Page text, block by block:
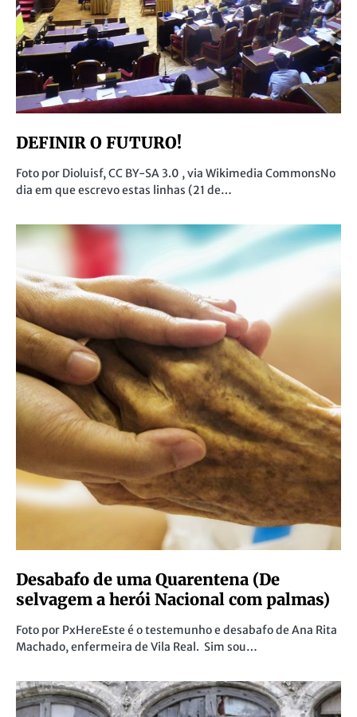
DEFINIR O FUTURO!
Foto por Dioluisf, CC BY-SA 3.0 , via Wikimedia CommonsNo
dia em que escrevo estas linhas (21 de…
Desabafo de uma Quarentena (De
selvagem a herói Nacional com palmas)
Foto por PxHereEste é o testemunho e desabafo de Ana Rita
Machado, enfermeira de Vila Real. Sim sou…